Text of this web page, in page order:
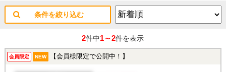
条件を絞り込む
2件中1～2件を表示
会員限定 NEW 【会員様限定で公開中！】